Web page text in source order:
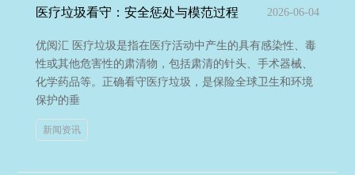
医疗垃圾看守：安全惩处与模范过程 2026-06-04
优阅汇 医疗垃圾是指在医疗活动中产生的具有感染性、毒
性或其他危害性的肃清物，包括肃清的针头、手术器械、
化学药品等。正确看守医疗垃圾，是保险全球卫生和环境
保护的垂
新闻资讯